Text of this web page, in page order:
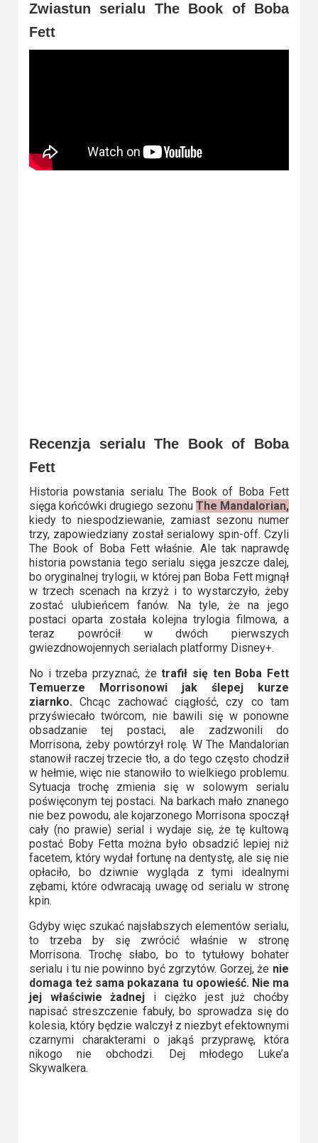
Zwiastun serialu The Book of Boba
Fett
Recenzja serialu The Book of Boba
Fett
Historia powstania serialu The Book of Boba Fett
sięga końcówki drugiego sezonuThe Mandalorian,
kiedy to niespodziewanie, zamiast sezonu numer
trzy, zapowiedziany został serialowy spin-off. Czyli
The Book of Boba Fett właśnie. Ale tak naprawdę
historia powstania tego serialu sięga jeszcze dalej,
bo oryginalnej trylogii, w której pan Boba Fett mignął
w trzech scenach na krzyż i to wystarczyło, żeby
zostać ulubieńcem fanów. Na tyle, że na jego
postaci oparta została kolejna trylogia filmowa, a
teraz powrócił w dwóch pierwszych
gwiezdnowojennych serialach platformy Disney+.
No i trzeba przyznać, żetrafił się ten Boba Fett
Temuerze Morrisonowi jak ślepej kurze
ziarnko. Chcąc zachować ciągłość, czy co tam
przyświecało twórcom, nie bawili się w ponowne
obsadzanie tej postaci, ale zadzwonili do
Morrisona, żeby powtórzył rolę. W The Mandalorian
stanowił raczej trzecie tło, a do tego często chodził
w hełmie, więc nie stanowiło to wielkiego problemu.
Sytuacja trochę zmienia się w solowym serialu
poświęconym tej postaci. Na barkach mało znanego
nie bez powodu, ale kojarzonego Morrisona spoczął
cały (no prawie) serial i wydaje się, że tę kultową
postać Boby Fetta można było obsadzić lepiej niż
facetem, który wydał fortunę na dentystę, ale się nie
opłaciło, bo dziwnie wygląda z tymi idealnymi
zębami, które odwracają uwagę od serialu w stronę
kpin.
Gdyby więc szukać najsłabszych elementów serialu,
to trzeba by się zwrócić właśnie w stronę
Morrisona. Trochę słabo, bo to tytułowy bohater
serialu i tu nie powinno być zgrzytów. Gorzej, że nie
domaga też sama pokazana tu opowieść. Nie ma
jej właściwie żadnej i ciężko jest już choćby
napisać streszczenie fabuły, bo sprowadza się do
kolesia, który będzie walczył z niezbyt efektownymi
czarnymi charakterami o jakąś przyprawę, która
nikogo nie obchodzi. Dej młodego Luke’a
Skywalkera.